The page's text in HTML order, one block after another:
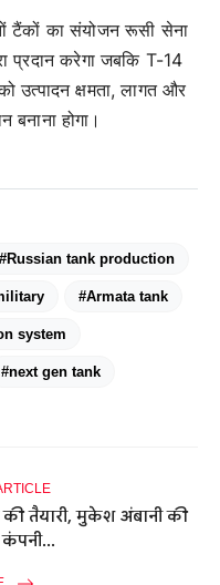
टैंकों का संयोजन रूसी सेना
प्रदान करेगा जबकि T-14
उत्पादन क्षमता, लागत और
होगा।
#Russian tank production
#Armata tank
system
#next gen tank
तैयारी, मुकेश अंबानी की